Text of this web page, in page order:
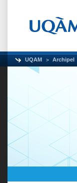
UQAM Archipel